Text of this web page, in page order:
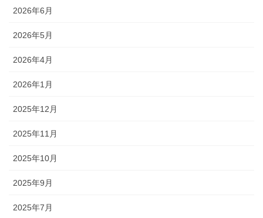
2026年6月
2026年5月
2026年4月
2026年1月
2025年12月
2025年11月
2025年10月
2025年9月
2025年7月